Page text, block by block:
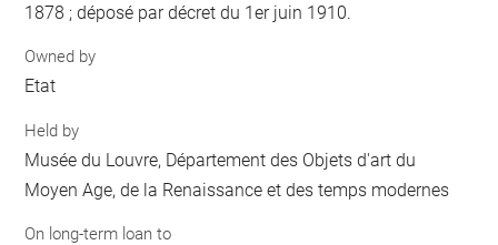
1878 ; déposé par décret du 1er juin 1910.
Owned by
Etat
Held by
Musée du Louvre, Département des Objets d'art du
Moyen Age, de la Renaissance et des temps modernes
On long-term loan to